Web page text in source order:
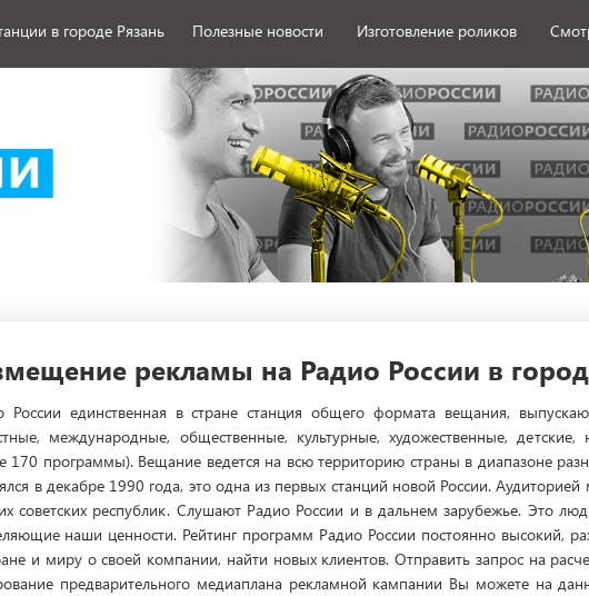
в городе Рязань Полезные новости Изготовление роликов
рекламы на Радио России в
России единственная в стране станция общего формата вещания,
международные, общественные, культурные, художественные,
170 программы). Вещание ведется на всю территорию страны в диапазоне
в декабре 1990 года, это одна из первых станций новой России.
советских республик. Слушают Радио России и в дальнем зарубежье. Это
наши ценности. Рейтинг программ Радио России постоянно высокий,
и миру о своей компании, найти новых клиентов. Отправить запрос на
предварительного медиаплана рекламной кампании Вы можете на